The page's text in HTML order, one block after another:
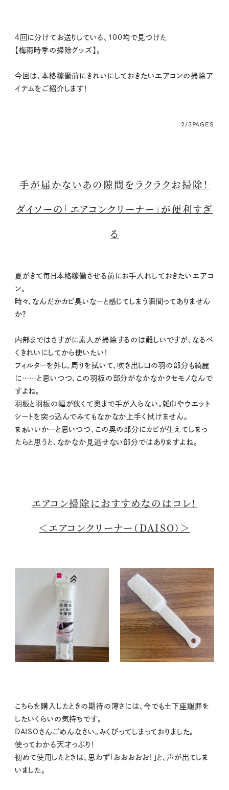
4回に分けてお送りしている、100均で見つけた
【梅雨時季の掃除グッズ】。
今回は、本格稼働前にきれいにしておきたいエアコンの掃除ア
イテムをご紹介します！
2/3PAGES
手が届かないあの隙間をラクラクお掃除！
ダイソーの「エアコンクリーナー」が便利すぎ
る
夏がきて毎日本格稼働させる前にお手入れしておきたいエアコ
ン。
時々、なんだかカビ臭いなーと感じてしまう瞬間ってありません
か？
内部まではさすがに素人が掃除するのは難しいですが、なるべ
くきれいにしてから使いたい！
フィルターを外し、周りを拭いて、吹き出し口の羽の部分も綺麗
に……と思いつつ、この羽板の部分がなかなかクセモノなんで
すよね。
羽板と羽板の幅が狭くて奥まで手が入らない。雑巾やウエット
シートを突っ込んでみてもなかなか上手く拭けません。
まぁいいかーと思いつつ、この奥の部分にカビが生えてしまっ
たらと思うと、なかなか見逃せない部分ではありますよね。
エアコン掃除におすすめなのはコレ！
＜エアコンクリーナー（DAISO）＞
こちらを購入したときの期待の薄さには、今でも土下座謝罪を
したいくらいの気持ちです。
DAISOさんごめんなさい。みくびってしまっておりました。
使ってわかる天才っぷり！
初めて使用したときは、思わず「おおおおお！」と、声が出てしま
いました。